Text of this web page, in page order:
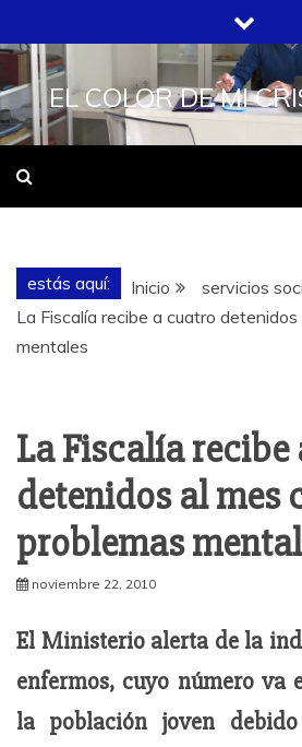
al
contenido
EL COLOR DE MI
estás aquí: Inicio
servicios
La Fiscalía recibe a cuatro
mentales
La Fiscalía
detenidos al mes
problemas
noviembre 22, 2010
El Ministerio alerta de la
enfermos, cuyo número va
la población joven